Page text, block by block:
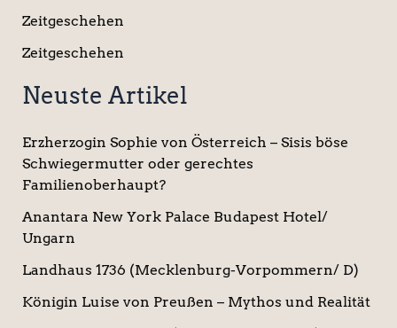
Zeitgeschehen
Zeitgeschehen
Neuste Artikel
Erzherzogin Sophie von Österreich – Sisis böse
Schwiegermutter oder gerechtes
Familienoberhaupt?
Anantara New York Palace Budapest Hotel/
Ungarn
Landhaus 1736 (Mecklenburg-Vorpommern/ D)
Königin Luise von Preußen – Mythos und Realität